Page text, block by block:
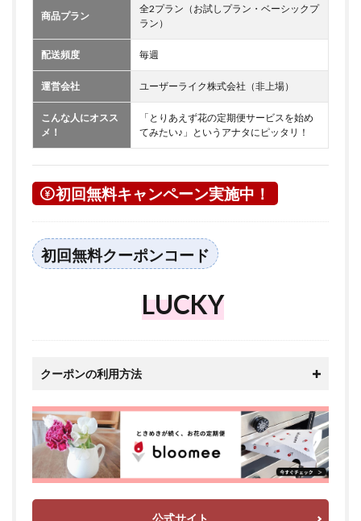
商品プラン
全2プラン（お試しプラン・ベーシックプ
ラン）
配送頻度 毎週
運営会社 ユーザーライク株式会社（非上場）
こんな人にオスス
メ！
「とりあえず花の定期便サービスを始め
てみたい♪」というアナタにピッタリ！
初回無料キャンペーン実施中！
初回無料クーポンコード
LUCKY
クーポンの利用方法
公式サイト